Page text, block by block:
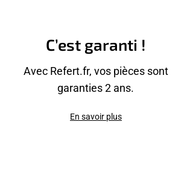
C’est garanti !
Avec Refert.fr, vos pièces sont
garanties 2 ans.
En savoir plus